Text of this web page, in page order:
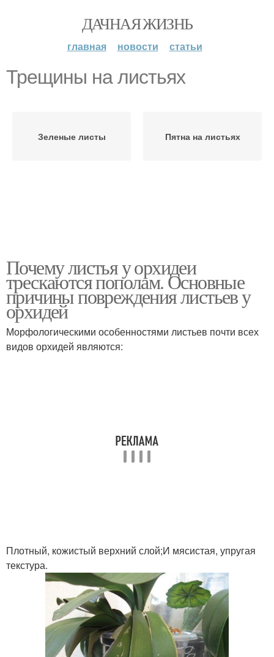
ДАЧНАЯ ЖИЗНЬ
главная новости статьи
Трещины на листьях
Зеленые листы Пятна на листьях
Почему листья у орхидеи
трескаются пополам. Основные
причины повреждения листьев у
орхидей
Морфологическими особенностями листьев почти всех
видов орхидей являются:
Плотный, кожистый верхний слой;И мясистая, упругая
текстура.